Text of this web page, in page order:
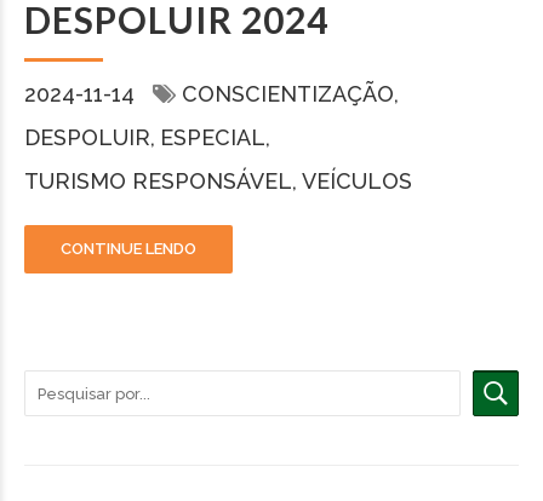
DESPOLUIR 2024
2024-11-14
CONSCIENTIZAÇÃO
DESPOLUIR ESPECIAL
TURISMO RESPONSÁVEL VEÍCULOS
CONTINUE LENDO